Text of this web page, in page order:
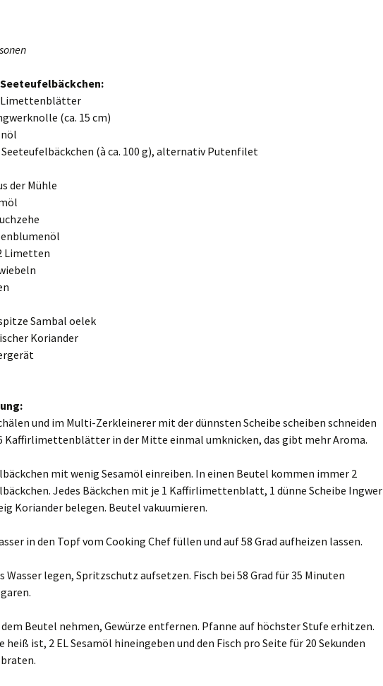
Limettenblätter
(ca. 15 cm)
Seeteufelbäckchen (à ca. 100 g), alternativ Putenfilet
der Mühle
Limetten
Sambal oelek
Koriander
und im Multi-Zerkleinerer mit der dünnsten Scheibe scheiben schneiden
Kaffirlimettenblätter in der Mitte einmal umknicken, das gibt mehr Aroma.
mit wenig Sesamöl einreiben. In einen Beutel kommen immer 2
Jedes Bäckchen mit je 1 Kaffirlimettenblatt, 1 dünne Scheibe Ingwer
Koriander belegen. Beutel vakuumieren.
in den Topf vom Cooking Chef füllen und auf 58 Grad aufheizen lassen.
Wasser legen, Spritzschutz aufsetzen. Fisch bei 58 Grad für 35 Minuten
dem Beutel nehmen, Gewürze entfernen. Pfanne auf höchster Stufe erhitzen.
heiß ist, 2 EL Sesamöl hineingeben und den Fisch pro Seite für 20 Sekunden